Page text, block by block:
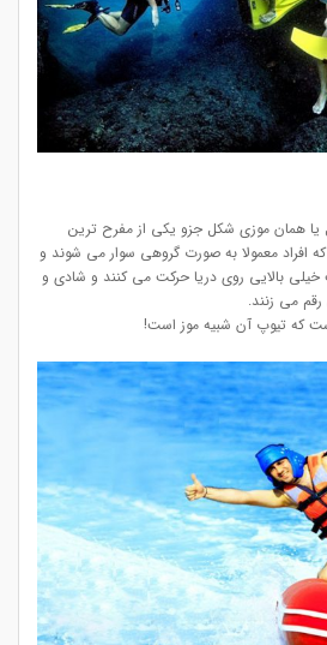
یا همان موزی شکل جزو یکی از مفرح ترین
معمولا به صورت گروهی سوار می شوند و
بالایی روی دریا حرکت می کنند و شادی و
رقم می زنند.
که تیوپ آن شبیه موز است!